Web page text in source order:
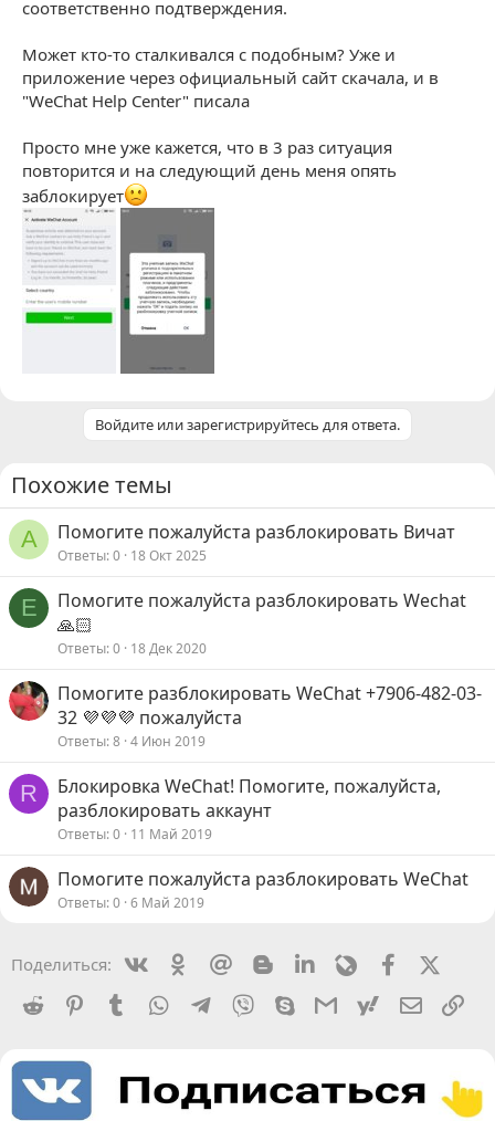
соответственно подтверждения.
Может кто-то сталкивался с подобным? Уже и
приложение через официальный сайт скачала, и в
"WeChat Help Center" писала
Просто мне уже кажется, что в 3 раз ситуация
повторится и на следующий день меня опять
заблокирует
Войдите или зарегистрируйтесь для ответа.
Похожие темы
А Помогите пожалуйста разблокировать Вичат
Ответы 0 18 Окт 2025
E
Помогите пожалуйста разблокировать Wechat
🙏🏻
Ответы 0 18 Дек 2020
Помогите разблокировать WeChat +7906-482-03-
32 💜💜💜 пожалуйста
Ответы 8 4 Июн 2019
R
Блокировка WeChat! Помогите, пожалуйста,
разблокировать аккаунт
Ответы 0 11 Май 2019
Помогите пожалуйста разблокировать WeChat
Ответы 0 6 Май 2019
Поделиться: VkontakteOdnoklassniki
Mail.ru BloggerLinkedinLivejournalFacebook
Reddit
PinterestTumblr WhatsAppTelegram
Viber SkypeGmailyahoomail